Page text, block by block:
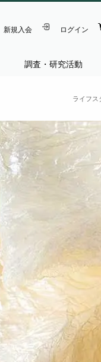
新規入会 ログイン
調査・研究活動
ライフス